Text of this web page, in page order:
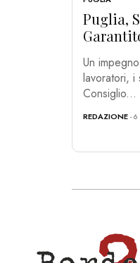
Puglia,
Un
lavoratori, i
Consiglio...
REDAZIONE-